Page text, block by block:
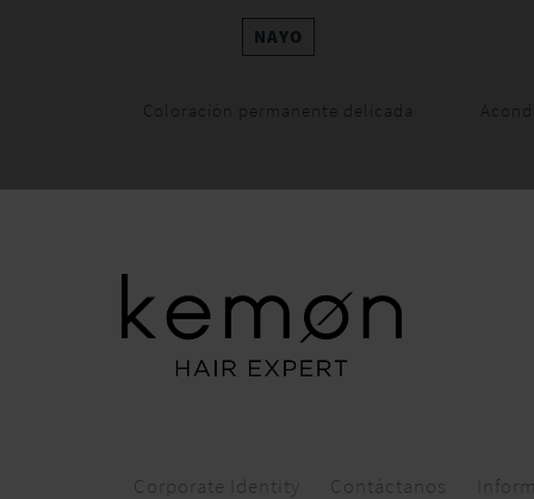
NAYO
Coloración permanente delicada
Corporate Identity Contáctanos